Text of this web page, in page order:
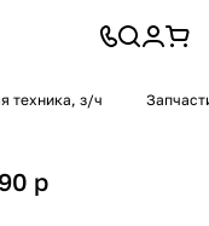
техника, з/ч
p